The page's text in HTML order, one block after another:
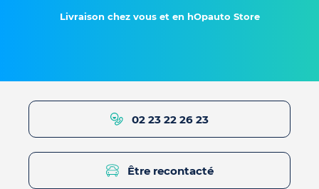
Livraison chez vous et en hOpauto Store
02 23 22 26 23
Être recontacté